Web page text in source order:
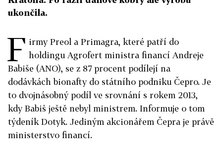
ukončila.
F irmy Preol a Primagra, které patří do
holdingu Agrofert ministra financí Andreje
Babiše (ANO), se z 87 procent podílejí na
dodávkách bionafty do státního podniku Čepro. Je
to dvojnásobný podíl ve srovnání s rokem 2013,
kdy Babiš ještě nebyl ministrem. Informuje o tom
týdeník Dotyk. Jediným akcionářem Čepra je právě
ministerstvo financí.